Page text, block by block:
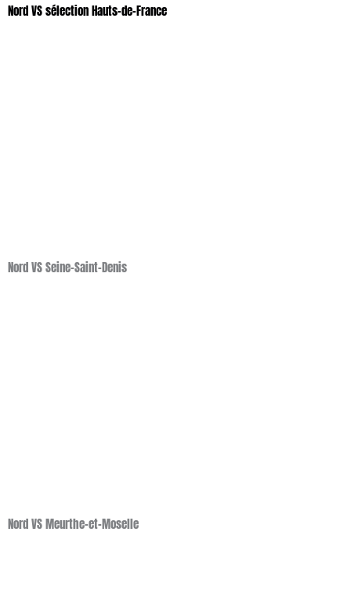
Nord VS sélection Hauts-de-France
Nord VS Seine-Saint-Denis
Nord VS Meurthe-et-Moselle